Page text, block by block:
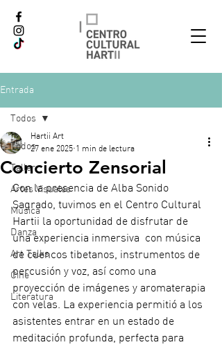
Entrada
Todos
Taller
Artes Visuales
Música
Danza
Art Talks
Cine
Literatura
Todos
Concierto Zensorial
Hartii Art
27 ene 2025 1 min de lectura
Con la presencia de Alba Sonido
Sagrado, tuvimos en el Centro Cultural
Hartii la oportunidad de disfrutar de
una experiencia inmersiva  con música
de cuencos tibetanos, instrumentos de
percusión y voz, así como una
proyección de imágenes y aromaterapia
con velas. La experiencia permitió a los
asistentes entrar en un estado de
meditación profunda, perfecta para